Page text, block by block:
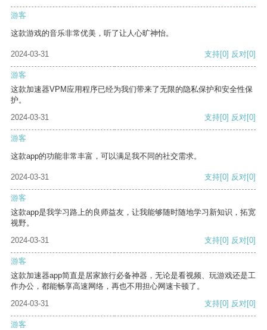
游客
这款游戏的音乐非常优美，听了让人心旷神怡。
2024-03-31 支持[0] 反对[0]
游客
这款加速器VPM应用程序已经为我们带来了无限的隐私保护和安全性保
护。
2024-03-31
支持[0] 反对[0]
游客
这款app的功能非常丰富，可以满足我不同的社交需求。
2024-03-31 支持[0] 反对[0]
游客
这款app是我学习路上的良师益友，让我能够随时随地学习新知识，拓宽
视野。
2024-03-31
支持[0] 反对[0]
游客
这款加速器app简直是居家旅行必备神器，无论是看视频、玩游戏还是工
作办公，都能畅享高速网络，再也不用担心网速卡顿了。
2024-03-31
支持[0] 反对[0]
游客